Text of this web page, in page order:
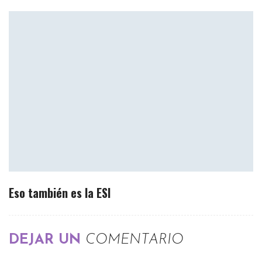
Eso también es la ESI
DEJAR UN COMENTARIO